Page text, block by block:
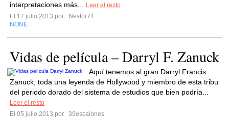
interpretaciones más...
Leer el resto
El 17 julio 2013 por
Nestor74
NONE
Vidas de película – Darryl F. Zanuck
Aquí tenemos al gran Darryl Francis
Zanuck, toda una leyenda de Hollywood y miembro de esta tribu
del periodo dorado del sistema de estudios que bien podría...
Leer el resto
El 05 julio 2013 por
39escalones